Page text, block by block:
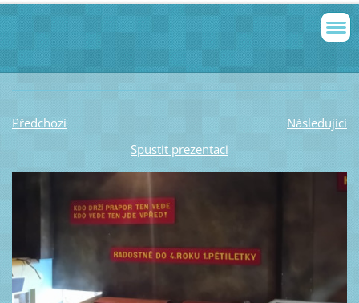
Předchozí
Následující
Spustit prezentaci